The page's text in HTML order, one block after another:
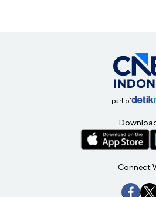
part of
Connect